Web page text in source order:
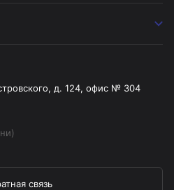
д. 124, офис № 304
связь